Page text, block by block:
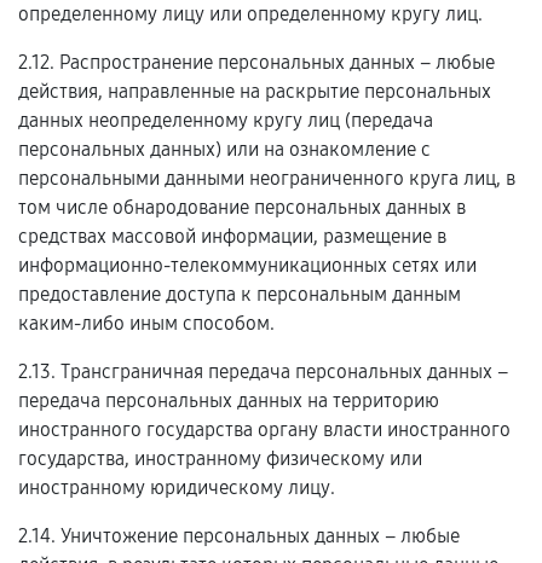
определенному лицу или определенному кругу лиц.
2.12. Распространение персональных данных – любые
действия, направленные на раскрытие персональных
данных неопределенному кругу лиц (передача
персональных данных) или на ознакомление с
персональными данными неограниченного круга лиц, в
том числе обнародование персональных данных в
средствах массовой информации, размещение в
информационно-телекоммуникационных сетях или
предоставление доступа к персональным данным
каким-либо иным способом.
2.13. Трансграничная передача персональных данных –
передача персональных данных на территорию
иностранного государства органу власти иностранного
государства, иностранному физическому или
иностранному юридическому лицу.
2.14. Уничтожение персональных данных – любые